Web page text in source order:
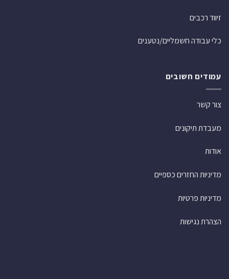
זיווד רכבים
כלי עבודה חשמליים/נטענים
עמודים חשובים
צור קשר
מעבדת תיקונים
אודות
מדיניות החזרים כספיים
מדיניות פרטיות
הצהרת נגישות